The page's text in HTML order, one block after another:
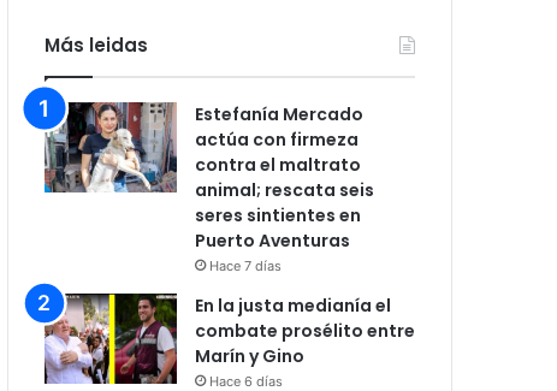
Más leidas
Estefanía Mercado
actúa con firmeza
contra el maltrato
animal; rescata seis
seres sintientes en
Puerto Aventuras
Hace 7 días
En la justa medianía el
combate prosélito entre
Marín y Gino
Hace 6 días